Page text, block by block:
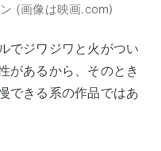
(画像は映画.com)
でジワジワと火がつい
があるから、そのとき
できる系の作品ではあ